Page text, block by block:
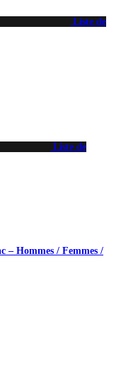
Liste de
Liste de
– Hommes / Femmes /